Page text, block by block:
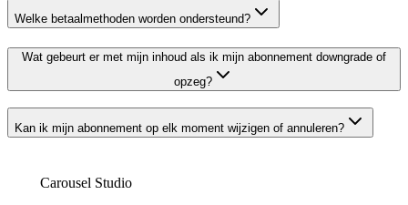
Welke betaalmethoden worden ondersteund?
Wat gebeurt er met mijn inhoud als ik mijn abonnement downgrade of
opzeg?
Kan ik mijn abonnement op elk moment wijzigen of annuleren?
Carousel Studio